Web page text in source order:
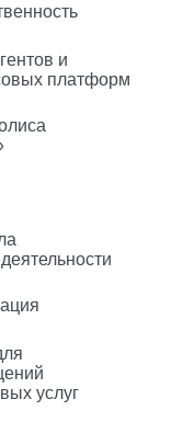
и
платформ
услуг